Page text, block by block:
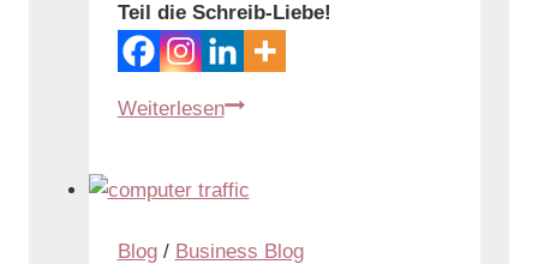
Teil die Schreib-Liebe!
Weiterlesen
Blog/ Business Blog